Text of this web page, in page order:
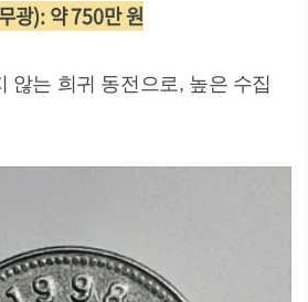
광): 약 750만 원
않는 희귀 동전으로, 높은 수집